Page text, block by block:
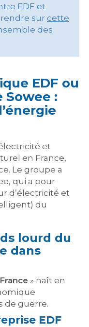
EDF et
rendre sur cette
des
EDF ou
:
et
en France,
Le groupe a
qui a pour
d’électricité et
du
lourd du
dans
» naît en
de guerre.
EDF